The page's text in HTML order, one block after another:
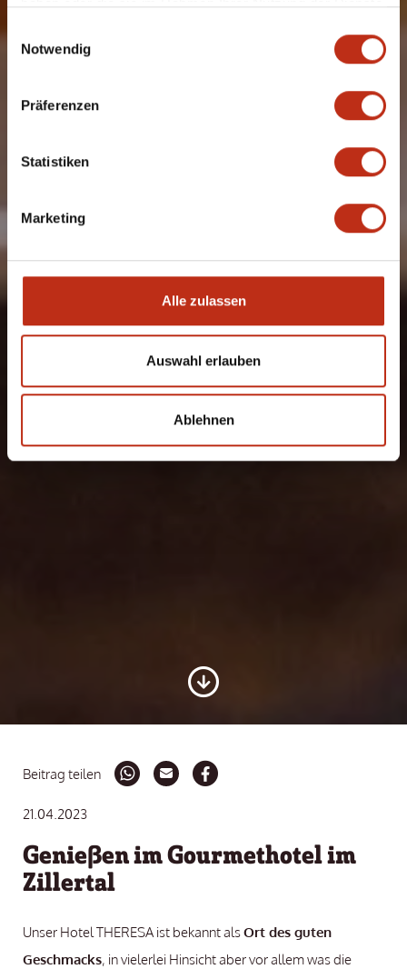
Notwendig
Präferenzen
Statistiken
Marketing
Alle zulassen
Auswahl erlauben
Ablehnen
Beitrag teilen
21.04.2023
Genießen im Gourmethotel im
Zillertal
Unser Hotel THERESA ist bekannt alsOrt des guten
Geschmacks, in vielerlei Hinsicht aber vor allem was die